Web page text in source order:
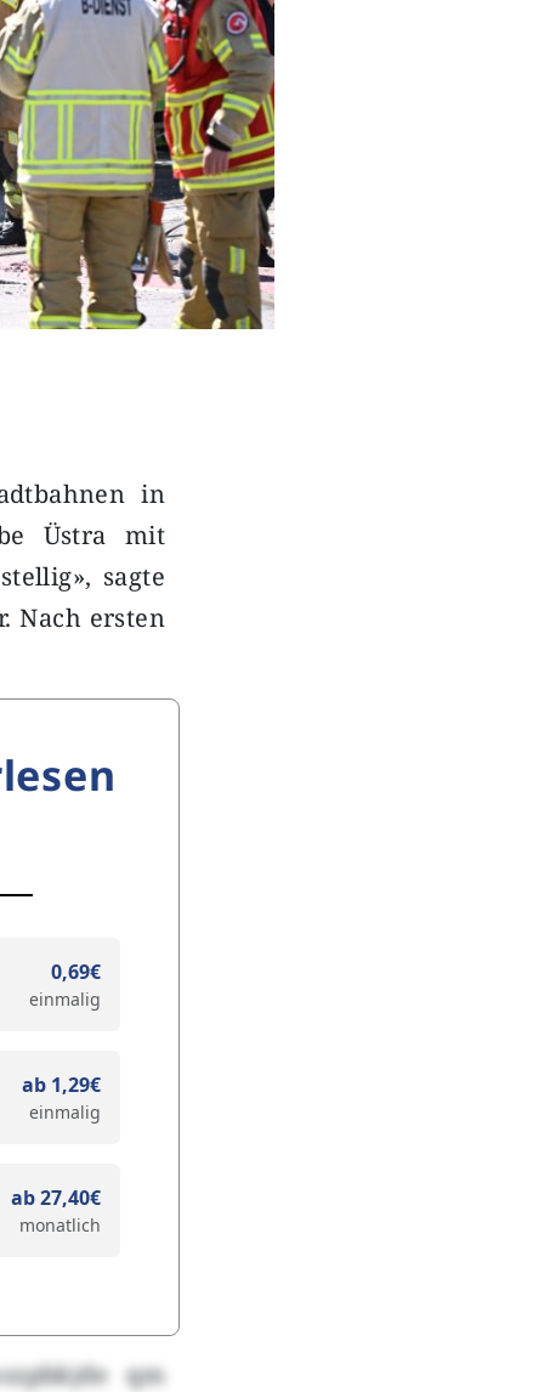
in
Üstra mit
sagte
Nach ersten
0,69€
einmalig
ab 1,29€
einmalig
ab 27,40€
monatlich
qm